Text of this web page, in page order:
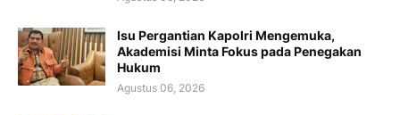
Isu Pergantian Kapolri Mengemuka,
Akademisi Minta Fokus pada Penegakan
Hukum
Agustus 06, 2026